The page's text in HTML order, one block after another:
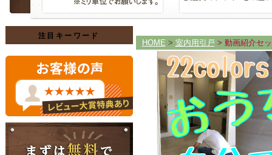
注目キーワード
HOME > 室内用引戸 > 動画紹介セ